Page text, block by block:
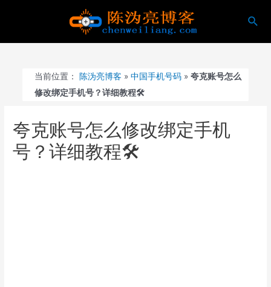
搜
当前位置： 陈沩亮博客 »中国手机号码 »夸克账号怎么
修改绑定手机号？详细教程🛠️
夸克账号怎么修改绑定手机
号？详细教程🛠️